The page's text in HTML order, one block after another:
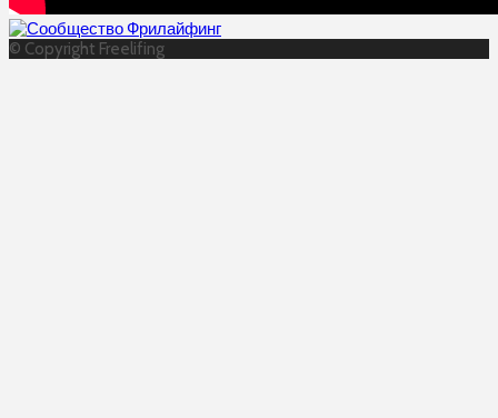
© Copyright Freelifing